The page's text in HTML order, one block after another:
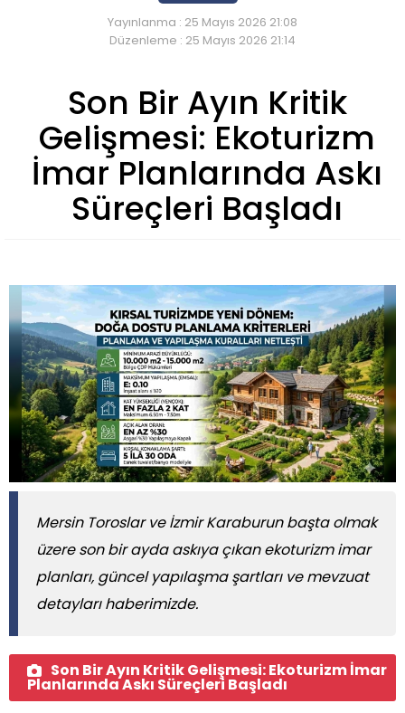
Yayınlanma : 25 Mayıs 2026 21:08
Düzenleme : 25 Mayıs 2026 21:14
Son Bir Ayın Kritik
Gelişmesi: Ekoturizm
İmar Planlarında Askı
Süreçleri Başladı
Mersin Toroslar ve İzmir Karaburun başta olmak
üzere son bir ayda askıya çıkan ekoturizm imar
planları, güncel yapılaşma şartları ve mevzuat
detayları haberimizde.
Son Bir Ayın Kritik Gelişmesi: Ekoturizm İmar
Planlarında Askı Süreçleri Başladı